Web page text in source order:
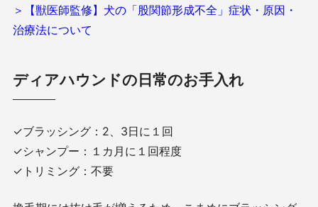
＞【獣医師監修】犬の「股関節形成不全」症状・原因・
治療法について
ディアハウンドの日常のお手入れ
✓ブラッシング：2、3日に１回
✓シャンプー：１カ月に１回程度
✓トリミング：不要